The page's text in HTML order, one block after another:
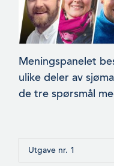
Meningspanelet
ulike deler av
de tre spørsmål
Utgave nr. 1